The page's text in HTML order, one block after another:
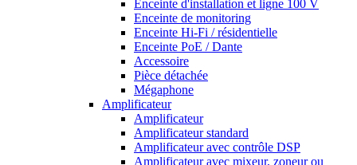
Enceinte d'installation et ligne 100 V
Enceinte de monitoring
Enceinte Hi-Fi / résidentielle
Enceinte PoE / Dante
Accessoire
Pièce détachée
Mégaphone
Amplificateur
Amplificateur
Amplificateur standard
Amplificateur avec contrôle DSP
Amplificateur avec mixeur, zoneur ou